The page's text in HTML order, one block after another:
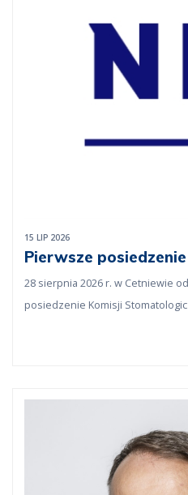
15 LIP 2026
Pierwsze
28 sierpnia 2026 r. w Cetniewie
posiedzenie Komisji